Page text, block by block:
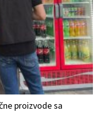
proizvode sa